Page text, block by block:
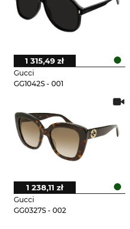
Gucci
GG1042S - 001
1 315,49 zł
Gucci
GG0327S - 002
1 238,11 zł